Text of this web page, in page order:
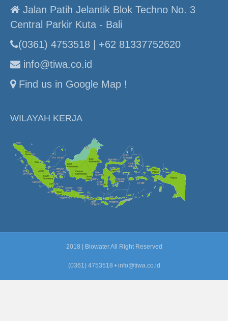
Jalan Patih Jelantik Blok Techno No. 3
Central Parkir Kuta - Bali
(0361) 4753518 | +62 81337752620
info@tiwa.co.id
Find us in Google Map !
WILAYAH KERJA
2018 | Biowater All Right Reserved
(0361) 4753518 • info@tiwa.co.id